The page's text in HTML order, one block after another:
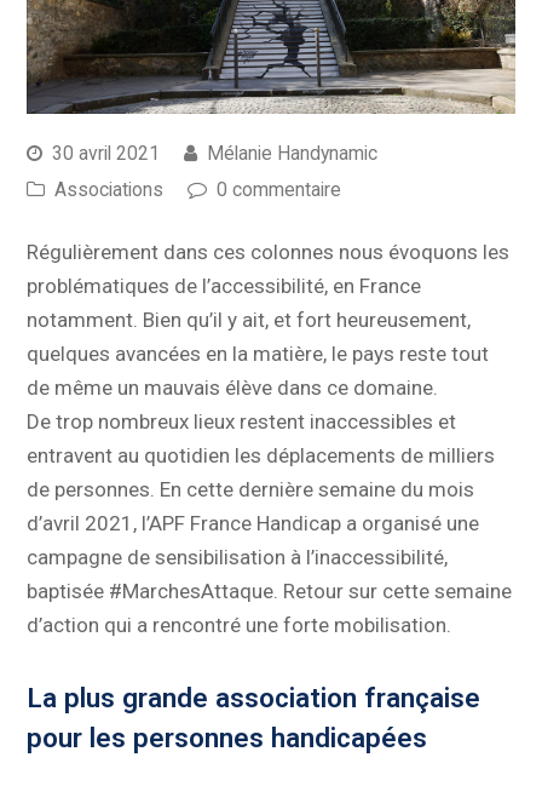
30 avril 2021
Mélanie Handynamic
Associations
0 commentaire
Régulièrement dans ces colonnes nous évoquons les
problématiques de l’accessibilité, en France
notamment. Bien qu’il y ait, et fort heureusement,
quelques avancées en la matière, le pays reste tout
de même un mauvais élève dans ce domaine.
De trop nombreux lieux restent inaccessibles et
entravent au quotidien les déplacements de milliers
de personnes. En cette dernière semaine du mois
d’avril 2021, l’APF France Handicap a organisé une
campagne de sensibilisation à l’inaccessibilité,
baptisée #MarchesAttaque. Retour sur cette semaine
d’action qui a rencontré une forte mobilisation.
La plus grande association française
pour les personnes handicapées